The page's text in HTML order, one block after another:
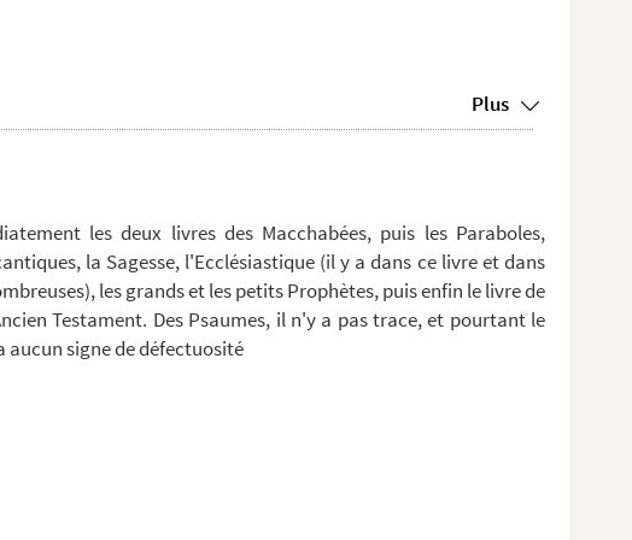
Plus
les deux livres des Macchabées, puis les Paraboles,
la Sagesse, l'Ecclésiastique (il y a dans ce livre et dans
les grands et les petits Prophètes, puis enfin le livre de
Testament. Des Psaumes, il n'y a pas trace, et pourtant le
signe de défectuosité